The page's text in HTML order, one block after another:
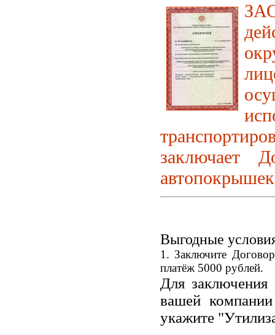
заключает
Выгодные
1. Заключите
платёж 5000 рублей.
Для
вашей
укажите